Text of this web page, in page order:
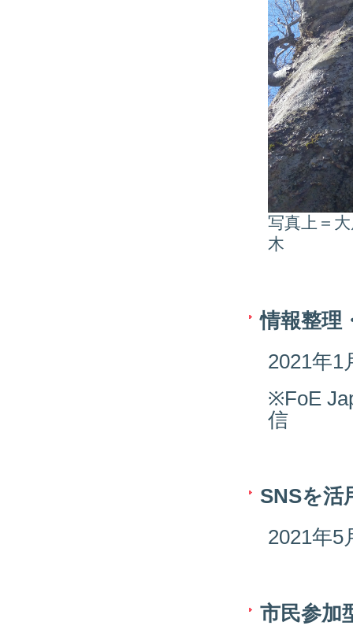
写真上＝
木
情報整理
2021年
※FoE
信
SNSを活
2021年
市民参加